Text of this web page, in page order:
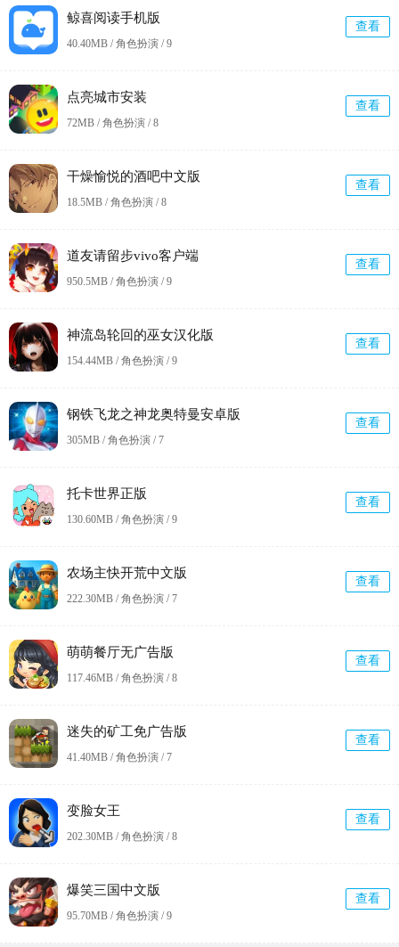
鲸喜阅读手机版
40.40MB / 角色扮演 /9
查看
点亮城市安装
72MB / 角色扮演 /8
查看
干燥愉悦的酒吧中文版
18.5MB / 角色扮演 /8
查看
道友请留步vivo客户端
950.5MB / 角色扮演 /9
查看
神流岛轮回的巫女汉化版
154.44MB / 角色扮演 /9
查看
钢铁飞龙之神龙奥特曼安卓版
305MB / 角色扮演 /7
查看
托卡世界正版
130.60MB / 角色扮演 /9
查看
农场主快开荒中文版
222.30MB / 角色扮演 /7
查看
萌萌餐厅无广告版
117.46MB / 角色扮演 /8
查看
迷失的矿工免广告版
41.40MB / 角色扮演 /7
查看
变脸女王
202.30MB / 角色扮演 /8
查看
爆笑三国中文版
95.70MB / 角色扮演 /9
查看